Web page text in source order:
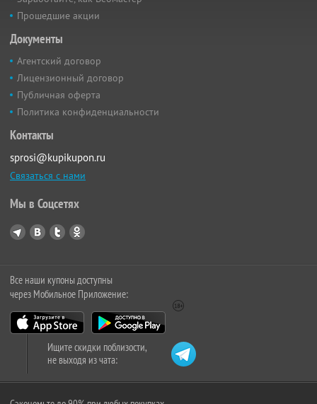
Прошедшие акции
Документы
Агентский договор
Лицензионный договор
Публичная оферта
Политика конфиденциальности
Контакты
sprosi@kupikupon.ru
Связаться с нами
Мы в Соцсетях
Все наши купоны доступны
через Мобильное Приложение:
Ищите скидки поблизости,
не выходя из чата: